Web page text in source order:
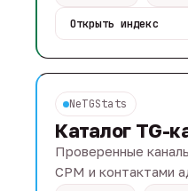
Открыть индекс
NeTGStats
Каталог TG-
Проверенные
CPM и контактами